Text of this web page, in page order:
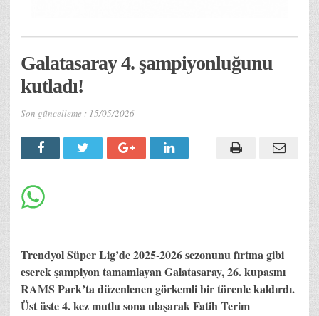
Galatasaray 4. şampiyonluğunu
kutladı!
Son güncelleme : 15/05/2026
Trendyol Süper Lig’de 2025-2026 sezonunu fırtına gibi
eserek şampiyon tamamlayan Galatasaray, 26. kupasını
RAMS Park’ta düzenlenen görkemli bir törenle kaldırdı.
Üst üste 4. kez mutlu sona ulaşarak Fatih Terim